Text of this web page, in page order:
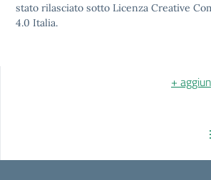
stato rilasciato sotto Licenza Creative
4.0 Italia.
+